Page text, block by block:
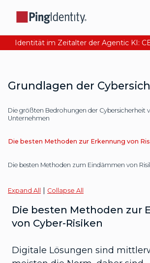
Grundlagen der
Die größten Bedrohungen der Cybersicherheit
Unternehmen
Die besten Methoden zur Erkennung von
Die besten Methoden zum Eindämmen von
Expand All Collapse All
Die besten Methoden zur
von Cyber-Risiken
Digitale Lösungen sind